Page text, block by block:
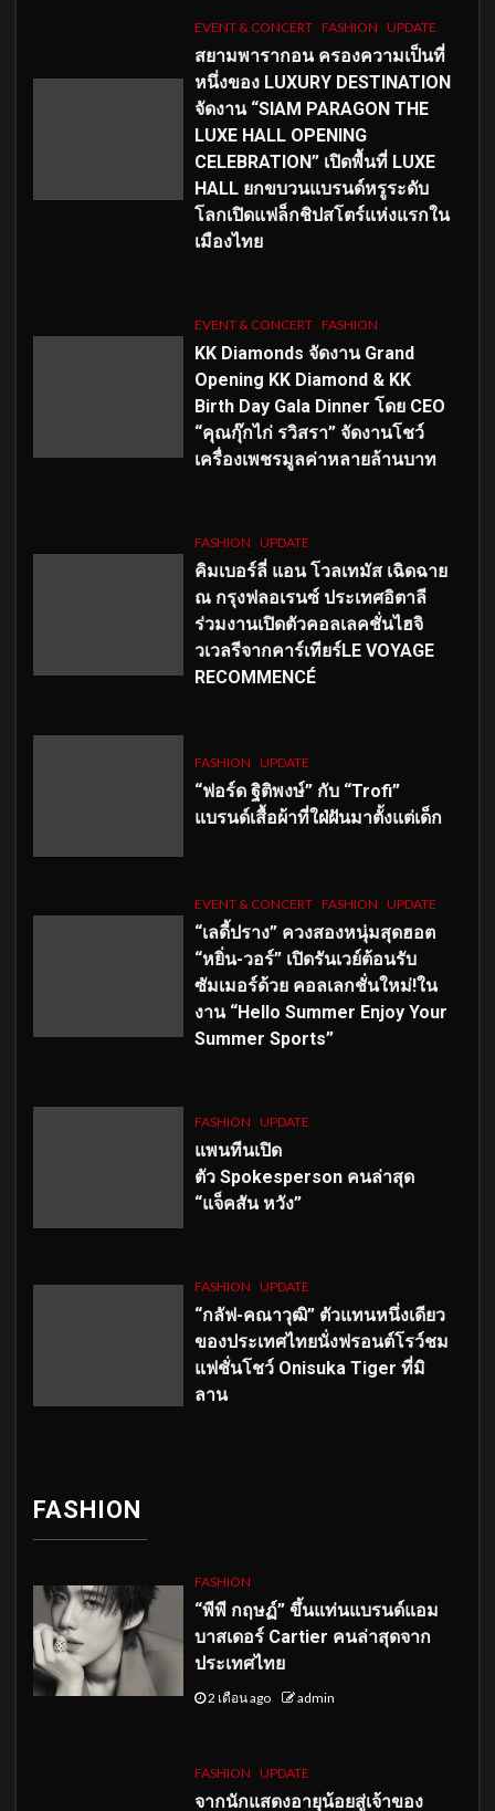
EVENT & CONCERT FASHION UPDATE
สยามพารากอน ครองความเป็นที่
หนึ่งของ LUXURY DESTINATION
จัดงาน “SIAM PARAGON THE
LUXE HALL OPENING
CELEBRATION” เปิดพื้นที่ LUXE
HALL ยกขบวนแบรนด์หรูระดับ
โลกเปิดแฟล็กชิปสโตร์แห่งแรกใน
เมืองไทย
EVENT & CONCERT FASHION
KK Diamonds จัดงาน Grand
Opening KK Diamond & KK
Birth Day Gala Dinner โดย CEO
“คุณกุ๊กไก่ รวิสรา” จัดงานโชว์
เครื่องเพชรมูลค่าหลายล้านบาท
FASHION UPDATE
คิมเบอร์ลี่ แอน โวลเทมัส เฉิดฉาย
ณ กรุงฟลอเรนซ์ ประเทศอิตาลี
ร่วมงานเปิดตัวคอลเลคชั่นไฮจิ
วเวลรีจากคาร์เทียร์LE VOYAGE
RECOMMENCÉ
FASHION UPDATE
“ฟอร์ด ฐิติพงษ์” กับ “Trofi”
แบรนด์เสื้อผ้าที่ใฝ่ฝันมาตั้งแต่เด็ก
EVENT & CONCERT FASHION UPDATE
“เลดี้ปราง” ควงสองหนุ่มสุดฮอต
“หยิ่น-วอร์” เปิดรันเวย์ต้อนรับ
ซัมเมอร์ด้วย คอลเลกชั่นใหม่!ใน
งาน “Hello Summer Enjoy Your
Summer Sports”
FASHION UPDATE
แพนทีนเปิด
ตัว Spokesperson คนล่าสุด
“แจ็คสัน หวัง”
FASHION UPDATE
“กลัฟ-คณาวุฒิ” ตัวแทนหนึ่งเดียว
ของประเทศไทยนั่งฟรอนต์โรว์ชม
แฟชั่นโชว์ Onisuka Tiger ที่มิ
ลาน
FASHION
FASHION
“พีพี กฤษฏ์” ขึ้นแท่นแบรนด์แอม
บาสเดอร์ Cartier คนล่าสุดจาก
ประเทศไทย
2 เดือน ago admin
FASHION UPDATE
จากนักแสดงอายุน้อยสู่เจ้าของ